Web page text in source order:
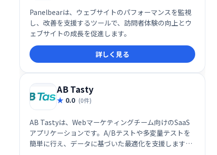
Panelbearは、ウェブサイトのパフォーマンスを監視
し、改善を支援するツールで、訪問者体験の向上とウ
ェブサイトの成長を促進します。
詳しく見る
AB Tasty
0.0 (0件)
AB Tastyは、Webマーケティングチーム向けのSaaS
アプリケーションです。A/Bテストや多変量テストを
簡単に行え、データに基づいた最適化を支援します。